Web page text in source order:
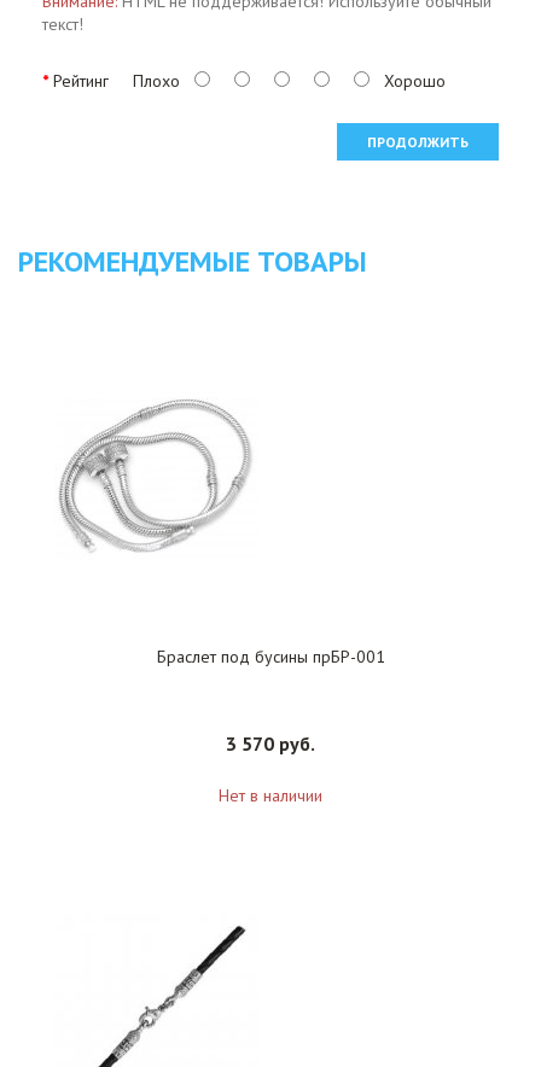
текст!
Рейтинг Плохо Хорошо
ПРОДОЛЖИТЬ
РЕКОМЕНДУЕМЫЕ ТОВАРЫ
Браслет под бусины прБР-001
3 570 руб.
Нет в наличии